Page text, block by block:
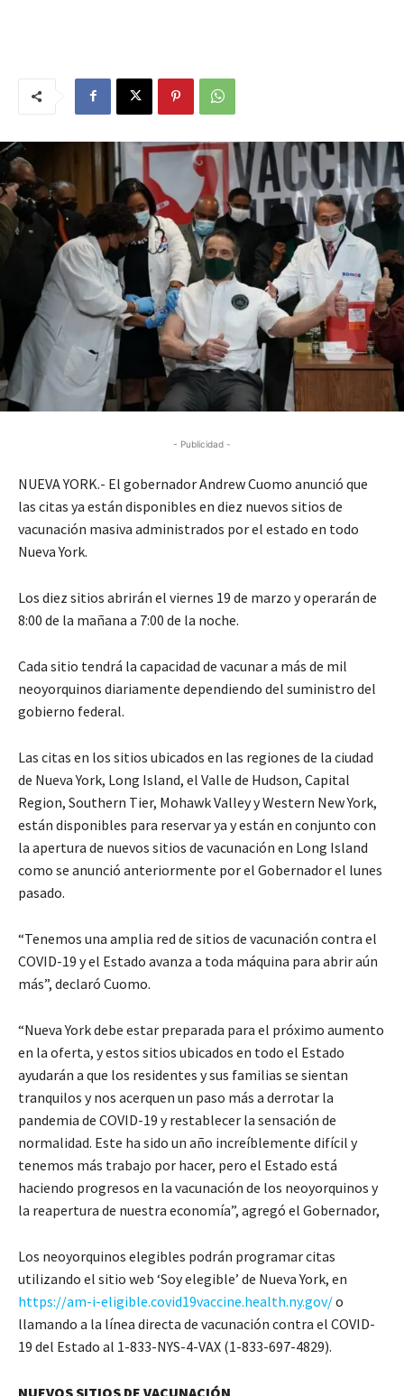
- Publicidad -
NUEVA YORK.- El gobernador Andrew Cuomo anunció que
las citas ya están disponibles en diez nuevos sitios de
vacunación masiva administrados por el estado en todo
Nueva York.
Los diez sitios abrirán el viernes 19 de marzo y operarán de
8:00 de la mañana a 7:00 de la noche.
Cada sitio tendrá la capacidad de vacunar a más de mil
neoyorquinos diariamente dependiendo del suministro del
gobierno federal.
Las citas en los sitios ubicados en las regiones de la ciudad
de Nueva York, Long Island, el Valle de Hudson, Capital
Region, Southern Tier, Mohawk Valley y Western New York,
están disponibles para reservar ya y están en conjunto con
la apertura de nuevos sitios de vacunación en Long Island
como se anunció anteriormente por el Gobernador el lunes
pasado.
“Tenemos una amplia red de sitios de vacunación contra el
COVID-19 y el Estado avanza a toda máquina para abrir aún
más”, declaró Cuomo.
“Nueva York debe estar preparada para el próximo aumento
en la oferta, y estos sitios ubicados en todo el Estado
ayudarán a que los residentes y sus familias se sientan
tranquilos y nos acerquen un paso más a derrotar la
pandemia de COVID-19 y restablecer la sensación de
normalidad. Este ha sido un año increíblemente difícil y
tenemos más trabajo por hacer, pero el Estado está
haciendo progresos en la vacunación de los neoyorquinos y
la reapertura de nuestra economía”, agregó el Gobernador,
Los neoyorquinos elegibles podrán programar citas
utilizando el sitio web ‘Soy elegible’ de Nueva York, en
https://am-i-eligible.covid19vaccine.health.ny.gov/o
llamando a la línea directa de vacunación contra el COVID-
19 del Estado al 1-833-NYS-4-VAX (1-833-697-4829).